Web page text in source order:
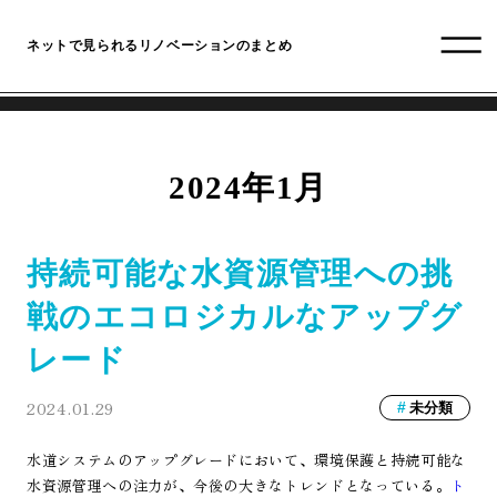
ネットで見られるリノベーションのまとめ
2024年1月
持続可能な水資源管理への挑
戦のエコロジカルなアップグ
レード
2024.01.29 未分類
水道システムのアップグレードにおいて、環境保護と持続可能な
水資源管理への注力が、今後の大きなトレンドとなっている。
ト